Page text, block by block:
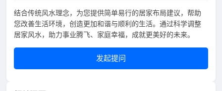
结合传统风水理念，为您提供简单易行的居家布局建议，帮助
您改善生活环境，创造更加和谐与顺利的生活。通过科学调整
居家风水，助力事业腾飞、家庭幸福，成就更美好的未来。
发起提问